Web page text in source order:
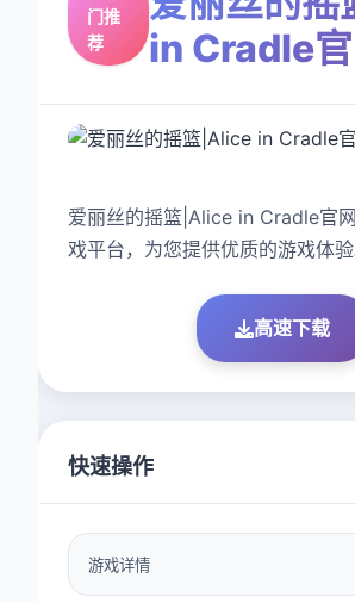
门推
荐
in Cradle
爱丽丝的摇篮|Alice in Cradle官
戏平台，为您提供优质的游戏体验
高速下载
快速操作
游戏详情